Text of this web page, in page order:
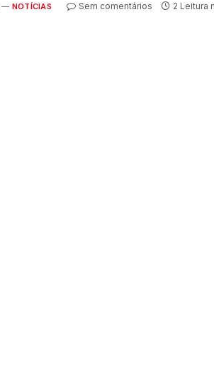
NOTÍCIAS Sem comentários 2 Leitura